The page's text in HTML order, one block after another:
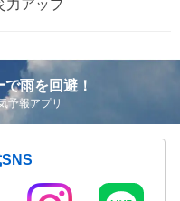
力アップ
雨を回避！
報アプリ